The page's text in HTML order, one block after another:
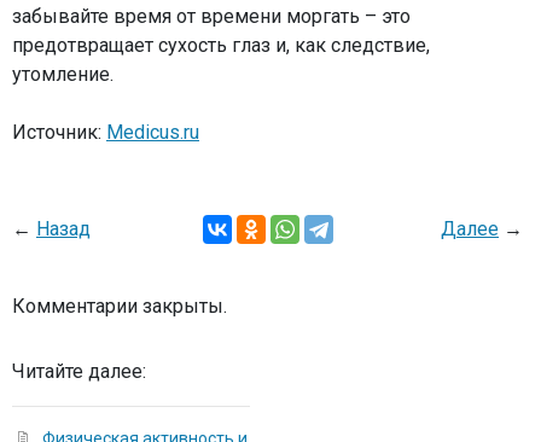
забывайте время от времени моргать – это
предотвращает сухость глаз и, как следствие,
утомление.
Источник: Medicus.ru
← Назад Далее →
Комментарии закрыты.
Читайте далее: